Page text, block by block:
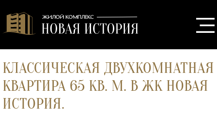
КЛАССИЧЕСКАЯ ДВУХКОМНАТНАЯ
КВАРТИРА 65 КВ. М. В ЖК НОВАЯ
ИСТОРИЯ.